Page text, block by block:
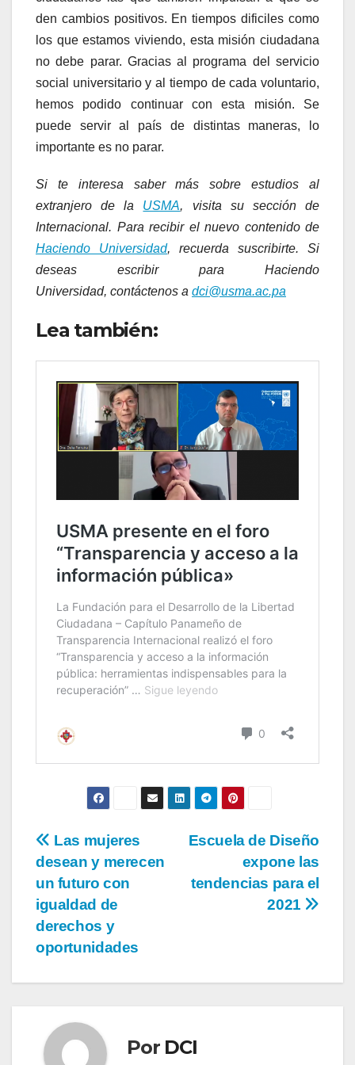
den cambios positivos. En tiempos dificiles como
los que estamos viviendo, esta misión ciudadana
no debe parar. Gracias al programa del servicio
social universitario y al tiempo de cada voluntario,
hemos podido continuar con esta misión. Se
puede servir al país de distintas maneras, lo
importante es no parar.
Si te interesa saber más sobre estudios al
extranjero de la USMA, visita su sección de
Internacional. Para recibir el nuevo contenido de
Haciendo Universidad, recuerda suscribirte. Si
deseas escribir para Haciendo
Universidad, contáctenos a dci@usma.ac.pa
Lea también:
Escuela de Diseño
expone las
tendencias para el
2021
Las mujeres
desean y merecen
un futuro con
igualdad de
derechos y
oportunidades
Por DCI